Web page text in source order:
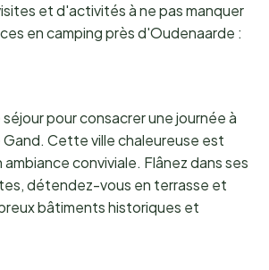
et d'activités à ne pas manquer
en camping près d'Oudenaarde :
pour consacrer une journée à
Cette ville chaleureuse est
conviviale. Flânez dans ses
détendez-vous en terrasse et
bâtiments historiques et